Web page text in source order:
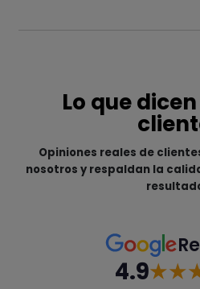
Lo que
Opiniones reales de
nosotros y respaldan la
4.9